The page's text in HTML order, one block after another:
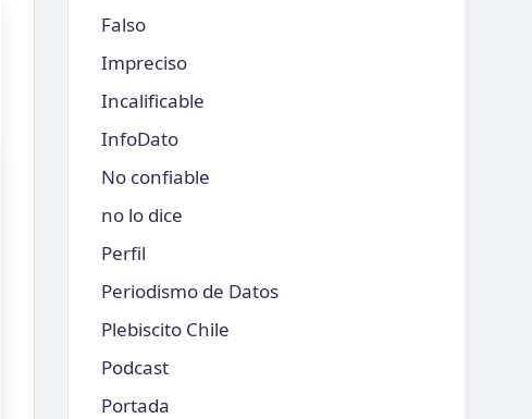
Falso
Impreciso
Incalificable
InfoDato
No confiable
no lo dice
Perfil
Periodismo de Datos
Plebiscito Chile
Podcast
Portada